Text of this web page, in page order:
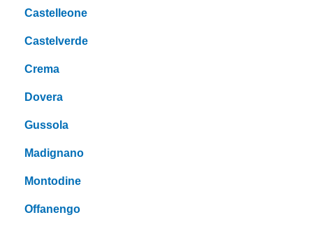
Castelleone
Castelverde
Crema
Dovera
Gussola
Madignano
Montodine
Offanengo